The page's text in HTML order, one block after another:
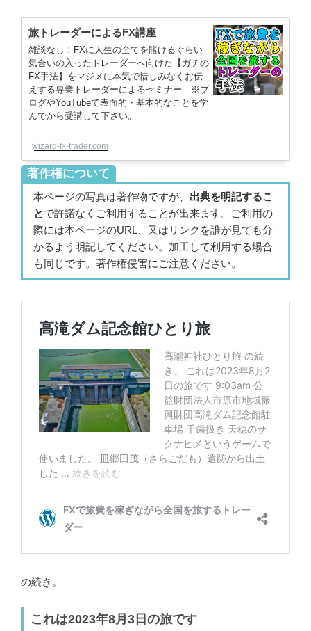
旅トレーダーによるFX講座
雑談なし！FXに人生の全てを賭けるぐらい
気合いの入ったトレーダーへ向けた【ガチの
FX手法】をマジメに本気で惜しみなくお伝
えする専業トレーダーによるセミナー ※ブ
ログやYouTubeで表面的・基本的なことを学
んでから受講して下さい。
wizard-fx-trader.com
著作権について
本ページの写真は著作物ですが、 出典を明記するこ
とで許諾なくご利用することが出来ます。ご利用の
際には本ページのURL、又はリンクを誰が見ても分
かるよう明記してください。加工して利用する場合
も同じです。著作権侵害にご注意ください。
の続き。
これは2023年8月3日の旅です